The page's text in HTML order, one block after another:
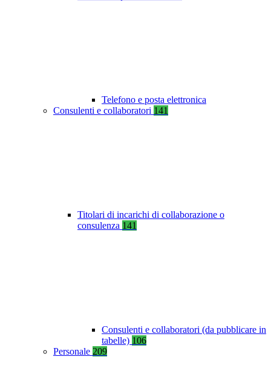
Telefono e posta elettronica
Consulenti e collaboratori 141
Titolari di incarichi di collaborazione o
consulenza 141
Consulenti e collaboratori (da pubblicare in
tabelle) 106
Personale 209